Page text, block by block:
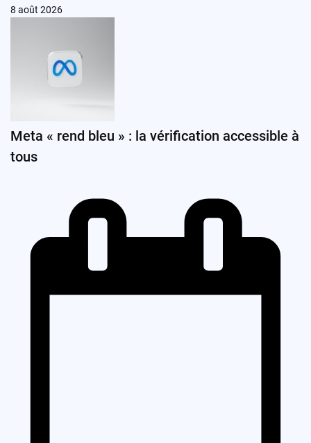
8 août 2026
Meta « rend bleu » : la vérification accessible à
tous